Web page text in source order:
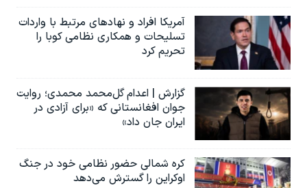
آمریکا افراد و نهادهای مرتبط با واردات
تسلیحات و همکاری نظامی کوبا را
تحریم کرد
گزارش | اعدام گل‌محمد محمدی؛ روایت
جوان افغانستانی که «برای آزادی در
ایران جان داد»
کره شمالی حضور نظامی خود در جنگ
اوکراین را گسترش می‌دهد